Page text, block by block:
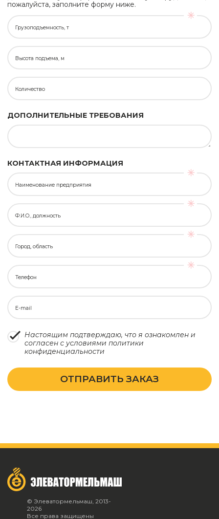
пожалуйста, заполните форму ниже.
Грузоподъемность, т
Высота подъема, м
Количество
ДОПОЛНИТЕЛЬНЫЕ ТРЕБОВАНИЯ
КОНТАКТНАЯ ИНФОРМАЦИЯ
Наименование предприятия
Ф.И.О., должность
Город, область
Телефон
E-mail
Настоящим подтверждаю, что я ознакомлен и
согласен с условиями политики
конфиденциальности
ОТПРАВИТЬ ЗАКАЗ
© Элеватормельмаш, 2013-
2026
Все права защищены